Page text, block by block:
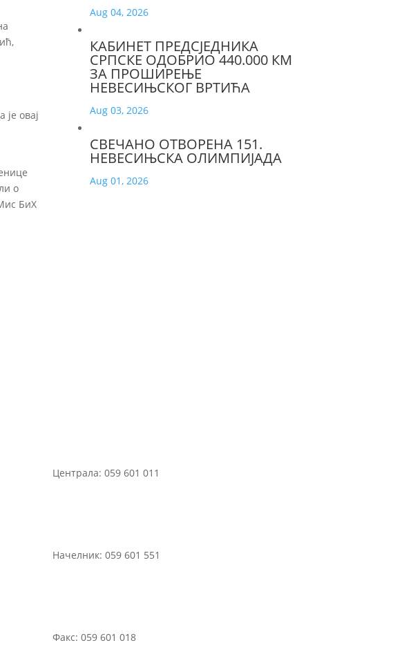
овај
о
БиХ
Aug 04, 2026
КАБИНЕТ ПРЕДСЈЕДНИКА
СРПСКЕ ОДОБРИО 440.000 КМ
ЗА ПРОШИРЕЊЕ
НЕВЕСИЊСКОГ ВРТИЋА
Aug 03, 2026
СВЕЧАНО ОТВОРЕНА 151.
НЕВЕСИЊСКА ОЛИМПИЈАДА
Aug 01, 2026
Централа: 059 601 011
Начелник: 059 601 551
Факс: 059 601 018